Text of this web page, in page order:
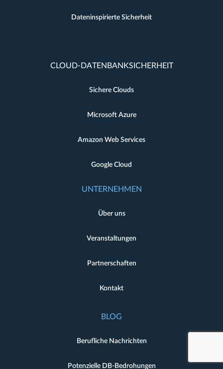
Dateninspirierte Sicherheit
CLOUD-DATENBANKSICHERHEIT
Sichere Clouds
Microsoft Azure
Amazon Web Services
Google Cloud
UNTERNEHMEN
Über uns
Veranstaltungen
Partnerschaften
Kontakt
BLOG
Berufliche Nachrichten
Potenzielle DB-Bedrohungen